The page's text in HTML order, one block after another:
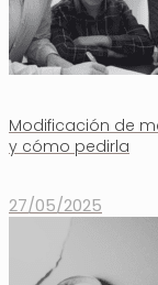
Modificación de
y cómo pedirla
27/05/2025